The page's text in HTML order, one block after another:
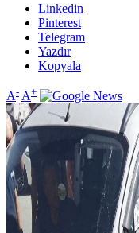
Linkedin
Pinterest
Telegram
Yazdır
Kopyala
A- A+